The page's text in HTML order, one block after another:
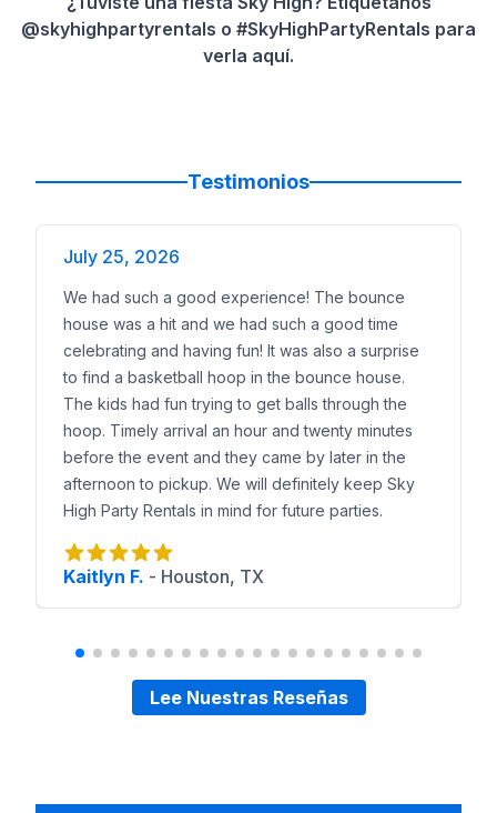
@skyhighpartyrentals o #SkyHighPartyRentals para
verla aquí.
Testimonios
July 25, 2026
We had such a good experience! The bounce
house was a hit and we had such a good time
celebrating and having fun! It was also a surprise
to find a basketball hoop in the bounce house.
The kids had fun trying to get balls through the
hoop. Timely arrival an hour and twenty minutes
before the event and they came by later in the
afternoon to pickup. We will definitely keep Sky
High Party Rentals in mind for future parties.
Kaitlyn F. - Houston, TX
Lee Nuestras Reseñas